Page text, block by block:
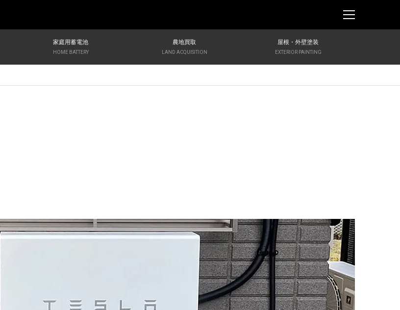
家庭用蓄電池
HOME BATTERY
農地買取
LAND ACQUISITION
屋根・外壁塗装
EXTERIOR PAINTING